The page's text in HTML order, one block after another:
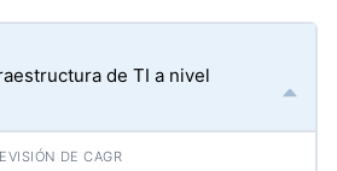
de TI a nivel